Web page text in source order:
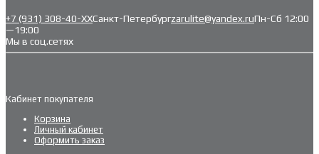
+7 (931) 308-40-ХХСанкт-Петербургzarulite@yandex.ruПн-Сб 12:00
—19:00
Мы в соц.сетях
Кабинет покупателя
Корзина
Личный кабинет
Оформить заказ